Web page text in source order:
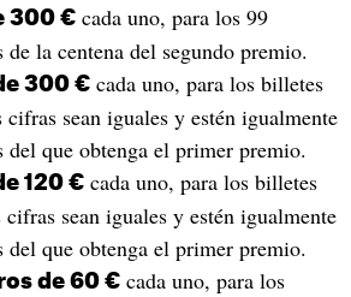
300 €cada uno, para los 99
de la centena del segundo premio.
300 €cada uno, para los billetes
sean iguales y estén igualmente
del que obtenga el primer premio.
120 €cada uno, para los billetes
sean iguales y estén igualmente
del que obtenga el primer premio.
de 60 €cada uno, para los